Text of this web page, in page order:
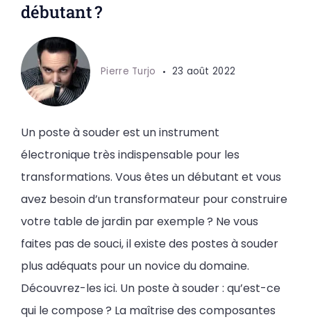
débutant ?
Pierre Turjo 23 août 2022
Un poste à souder est un instrument
électronique très indispensable pour les
transformations. Vous êtes un débutant et vous
avez besoin d’un transformateur pour construire
votre table de jardin par exemple ? Ne vous
faites pas de souci, il existe des postes à souder
plus adéquats pour un novice du domaine.
Découvrez-les ici. Un poste à souder : qu’est-ce
qui le compose ? La maîtrise des composantes